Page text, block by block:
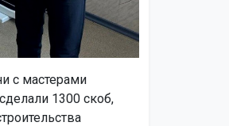
с мастерами
1300 скоб,